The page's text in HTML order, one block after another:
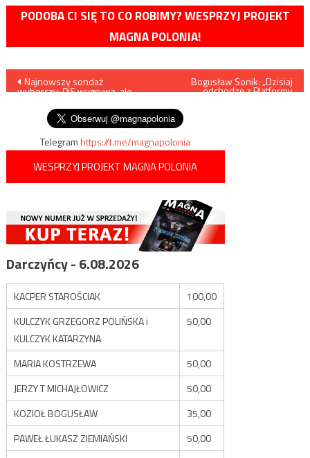
PODOBA CI SIĘ TO CO ROBIMY? WESPRZYJ PROJEKT
MAGNA POLONIA!
Nawigacja
wpisu
Najnowszy sondaż
wyborczy: PiS wygrywa, ale
Bogusław Sonik: „Dzisiaj
odchodzę z Platformy
Telegramhttps://t.me/magnapolonia
WESPRZYJ PROJEKT MAGNA POLONIA
Darczyńcy - 6.08.2026
KACPER STAROŚCIAK
100,00
KULCZYK GRZEGORZ POLIŃSKA i
KULCZYK KATARZYNA
50,00
MARIA KOSTRZEWA
50,00
JERZY T MICHAJŁOWICZ
50,00
KOZIOŁ BOGUSŁAW
35,00
PAWEŁ ŁUKASZ ZIEMIAŃSKI
50,00